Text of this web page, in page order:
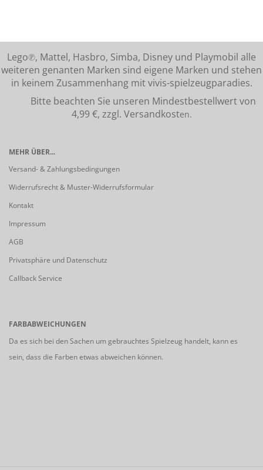
Lego℗, Mattel, Hasbro, Simba, Disney und Playmobil alle
weiteren genanten Marken sind eigene Marken und stehen
in keinem Zusammenhang mit vivis-spielzeugparadies.
Bitte beachten Sie unseren Mindestbestellwert von
4,99 €, zzgl. Versandkosten.
MEHR ÜBER...
Versand- & Zahlungsbedingungen
Widerrufsrecht & Muster-Widerrufsformular
Kontakt
Impressum
AGB
Privatsphäre und Datenschutz
Callback Service
FARBABWEICHUNGEN
Da es sich bei den Sachen um gebrauchtes Spielzeug handelt, kann es
sein, dass die Farben etwas abweichen können.